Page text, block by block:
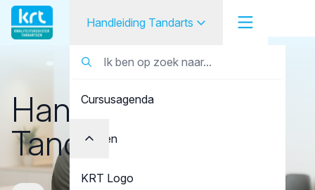
Tandarts
Student
Opleider
Cursusagenda
Punten
KRT Logo
Handleiding Tandarts
Tandarts Handleiding Tandarts
Handleiding
Tandarts